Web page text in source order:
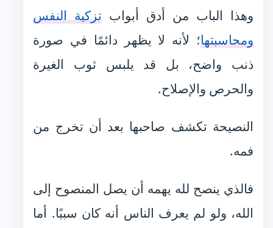
وهذا الباب من أدق أبواب تزكية النفس
ومحاسبتها؛ لأنه لا يظهر دائمًا في صورة
ذنب واضح، بل قد يلبس ثوب الغيرة
والحرص والإصلاح.
النصيحة تكشف صاحبها بعد أن تخرج من
فمه.
فالذي ينصح لله يهمه أن يصل المنصوح إلى
الله، ولو لم يعرف الناس أنه كان سببًا. أما